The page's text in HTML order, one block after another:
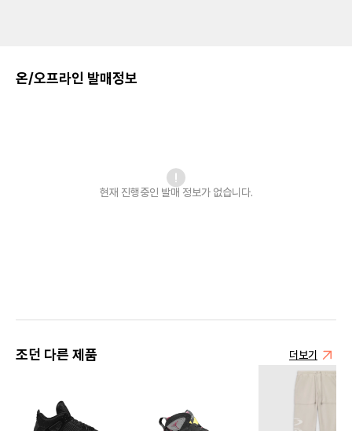
온/오프라인 발매정보
현재 진행중인 발매 정보가 없습니다.
조던 다른 제품 더보기